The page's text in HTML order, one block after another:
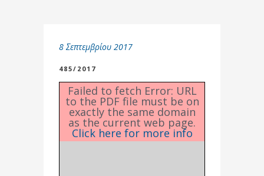
8 Σεπτεμβρίου 2017
485/2017
Failed to fetch Error: URL
to the PDF file must be on
exactly the same domain
as the current web page.
Click here for more info